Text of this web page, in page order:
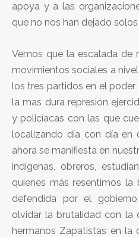
apoya y a las
que no nos han dejado
Vemos que la escalada de
movimientos sociales a
los tres partidos en el
la mas dura represión
y policíacas con las que
localizando día con día en
ahora se manifiesta en
indígenas, obreros,
quienes más resentimos
defendida por el
olvidar la brutalidad con la
hermanos Zapatistas en la